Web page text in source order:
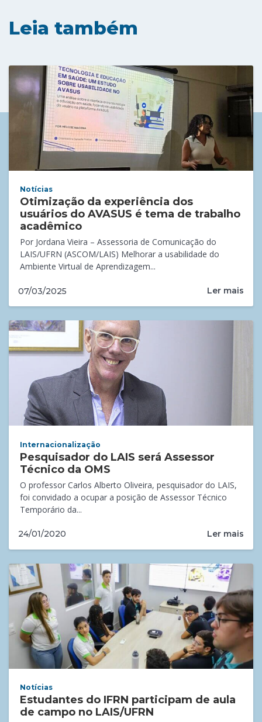
Leia também
Notícias
Otimização da experiência dos
usuários do AVASUS é tema de trabalho
acadêmico
Por Jordana Vieira – Assessoria de Comunicação do
LAIS/UFRN (ASCOM/LAIS) Melhorar a usabilidade do
Ambiente Virtual de Aprendizagem...
07/03/2025 Ler mais
Internacionalização
Pesquisador do LAIS será Assessor
Técnico da OMS
O professor Carlos Alberto Oliveira, pesquisador do LAIS,
foi convidado a ocupar a posição de Assessor Técnico
Temporário da...
24/01/2020 Ler mais
Notícias
Estudantes do IFRN participam de aula
de campo no LAIS/UFRN